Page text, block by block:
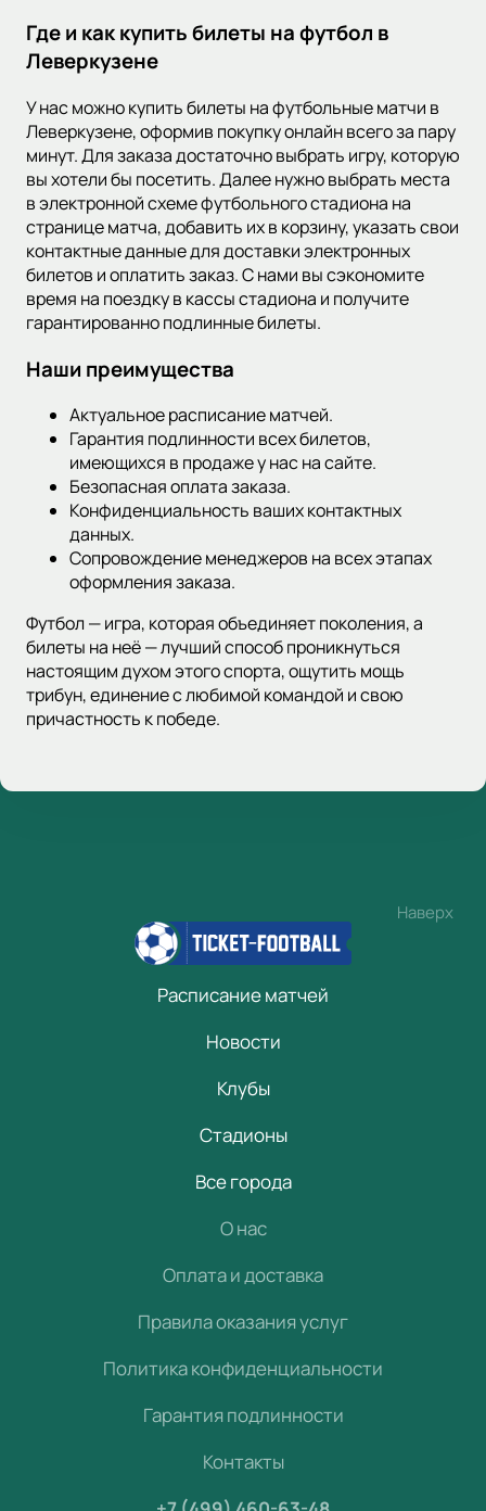
Где и как купить билеты на футбол в
Леверкузене
У нас можно купить билеты на футбольные матчи в
Леверкузене, оформив покупку онлайн всего за пару
минут. Для заказа достаточно выбрать игру, которую
вы хотели бы посетить. Далее нужно выбрать места
в электронной схеме футбольного стадиона на
странице матча, добавить их в корзину, указать свои
контактные данные для доставки электронных
билетов и оплатить заказ. С нами вы сэкономите
время на поездку в кассы стадиона и получите
гарантированно подлинные билеты.
Наши преимущества
Актуальное расписание матчей.
Гарантия подлинности всех билетов,
имеющихся в продаже у нас на сайте.
Безопасная оплата заказа.
Конфиденциальность ваших контактных
данных.
Сопровождение менеджеров на всех этапах
оформления заказа.
Футбол — игра, которая объединяет поколения, а
билеты на неё — лучший способ проникнуться
настоящим духом этого спорта, ощутить мощь
трибун, единение с любимой командой и свою
причастность к победе.
Наверх
Расписание матчей
Новости
Клубы
Стадионы
Все города
О нас
Оплата и доставка
Правила оказания услуг
Политика конфиденциальности
Гарантия подлинности
Контакты